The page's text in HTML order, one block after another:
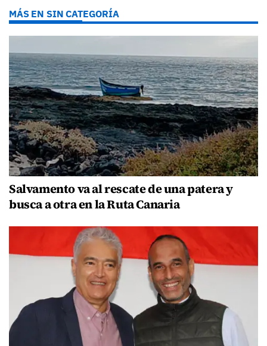
MÁS EN SIN CATEGORÍA
Salvamento va al rescate de una patera y
busca a otra en la Ruta Canaria